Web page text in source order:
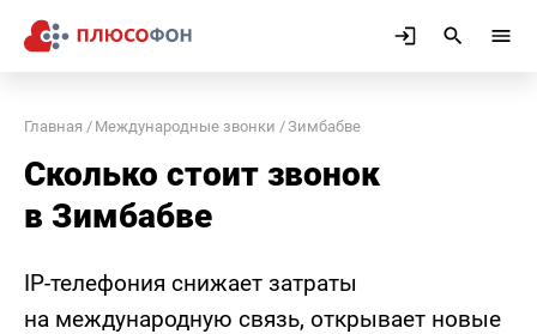
Главная Международные звонки Зимбабве
Сколько стоит звонок
в Зимбабве
IP-телефония снижает затраты
на международную связь, открывает новые